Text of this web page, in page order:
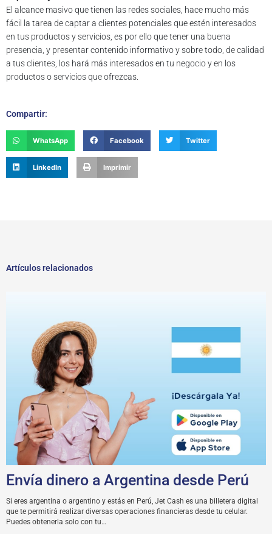
El alcance masivo que tienen las redes sociales, hace mucho más
fácil la tarea de captar a clientes potenciales que estén interesados
en tus productos y servicios, es por ello que tener una buena
presencia, y presentar contenido informativo y sobre todo, de calidad
a tus clientes, los hará más interesados en tu negocio y en los
productos o servicios que ofrezcas.
Compartir:
WhatsApp Facebook Twitter
LinkedIn Imprimir
Artículos relacionados
Envía dinero a Argentina desde Perú
Si eres argentina o argentino y estás en Perú, Jet Cash es una billetera digital
que te permitirá realizar diversas operaciones financieras desde tu celular.
Puedes obtenerla solo con tu…